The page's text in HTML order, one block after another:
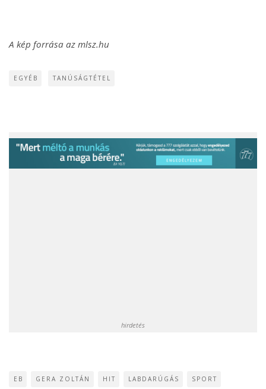
A kép forrása az mlsz.hu
EGYÉB TANÚSÁGTÉTEL
hirdetés
EB GERA ZOLTÁN HIT LABDARÚGÁS SPORT